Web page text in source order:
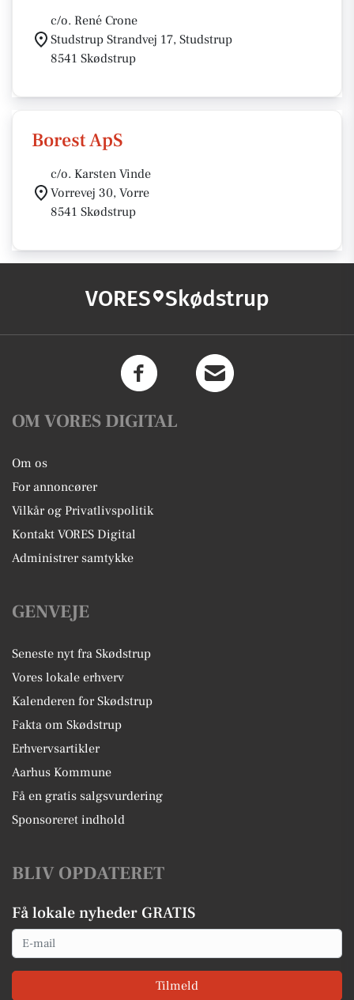
c/o. René Crone
Studstrup Strandvej 17, Studstrup
8541 Skødstrup
Borest ApS
c/o. Karsten Vinde
Vorrevej 30, Vorre
8541 Skødstrup
VORES Skødstrup
OM VORES DIGITAL
Om os
For annoncører
Vilkår og Privatlivspolitik
Kontakt VORES Digital
Administrer samtykke
GENVEJE
Seneste nyt fra Skødstrup
Vores lokale erhverv
Kalenderen for Skødstrup
Fakta om Skødstrup
Erhvervsartikler
Aarhus Kommune
Få en gratis salgsvurdering
Sponsoreret indhold
BLIV OPDATERET
Få lokale nyheder GRATIS
Email
Tilmeld